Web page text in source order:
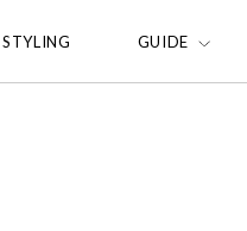
STYLING GUIDE